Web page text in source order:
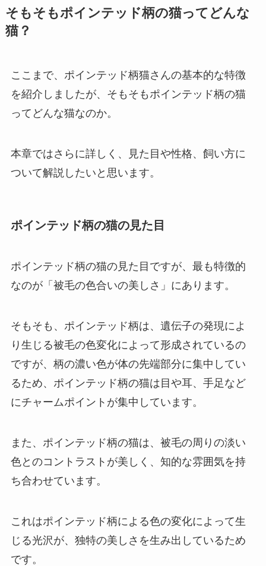
そもそもポインテッド柄の猫ってどんな
猫？
ここまで、ポインテッド柄猫さんの基本的な特徴
を紹介しましたが、そもそもポインテッド柄の猫
ってどんな猫なのか。
本章ではさらに詳しく、見た目や性格、飼い方に
ついて解説したいと思います。
ポインテッド柄の猫の見た目
ポインテッド柄の猫の見た目ですが、最も特徴的
なのが「被毛の色合いの美しさ」にあります。
そもそも、ポインテッド柄は、遺伝子の発現によ
り生じる被毛の色変化によって形成されているの
ですが、柄の濃い色が体の先端部分に集中してい
るため、ポインテッド柄の猫は目や耳、手足など
にチャームポイントが集中しています。
また、ポインテッド柄の猫は、被毛の周りの淡い
色とのコントラストが美しく、知的な雰囲気を持
ち合わせています。
これはポインテッド柄による色の変化によって生
じる光沢が、独特の美しさを生み出しているため
です。